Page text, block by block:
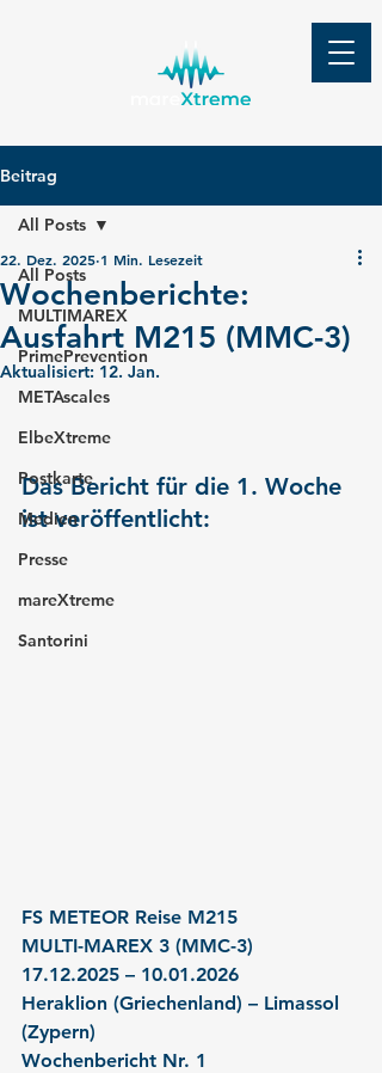
Beitrag
All Posts
MULTIMAREX
PrimePrevention
METAscales
ElbeXtreme
Postkarte
Medien
Presse
mareXtreme
Santorini
All Posts
Wochenberichte:
Ausfahrt M215 (MMC-3)
22. Dez. 2025 1 Min. Lesezeit
Aktualisiert: 12. Jan.
Das Bericht für die 1. Woche
ist veröffentlicht:
FS METEOR Reise M215
MULTI-MAREX 3 (MMC-3)
17.12.2025 – 10.01.2026
Heraklion (Griechenland) – Limassol
(Zypern)
Wochenbericht Nr. 1